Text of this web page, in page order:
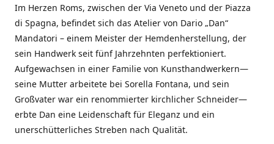
Im Herzen Roms, zwischen der Via Veneto und der Piazza
di Spagna, befindet sich das Atelier von Dario „Dan“
Mandatori – einem Meister der Hemdenherstellung, der
sein Handwerk seit fünf Jahrzehnten perfektioniert.
Aufgewachsen in einer Familie von Kunsthandwerkern—
seine Mutter arbeitete bei Sorella Fontana, und sein
Großvater war ein renommierter kirchlicher Schneider—
erbte Dan eine Leidenschaft für Eleganz und ein
unerschütterliches Streben nach Qualität.